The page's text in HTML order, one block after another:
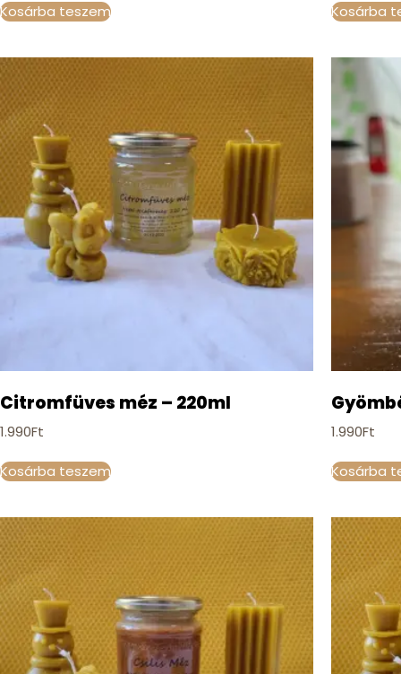
Kosárba teszem Kosárba
Citromfüves méz – 220ml
1.990Ft
Kosárba teszem
1.990Ft
Kosárba